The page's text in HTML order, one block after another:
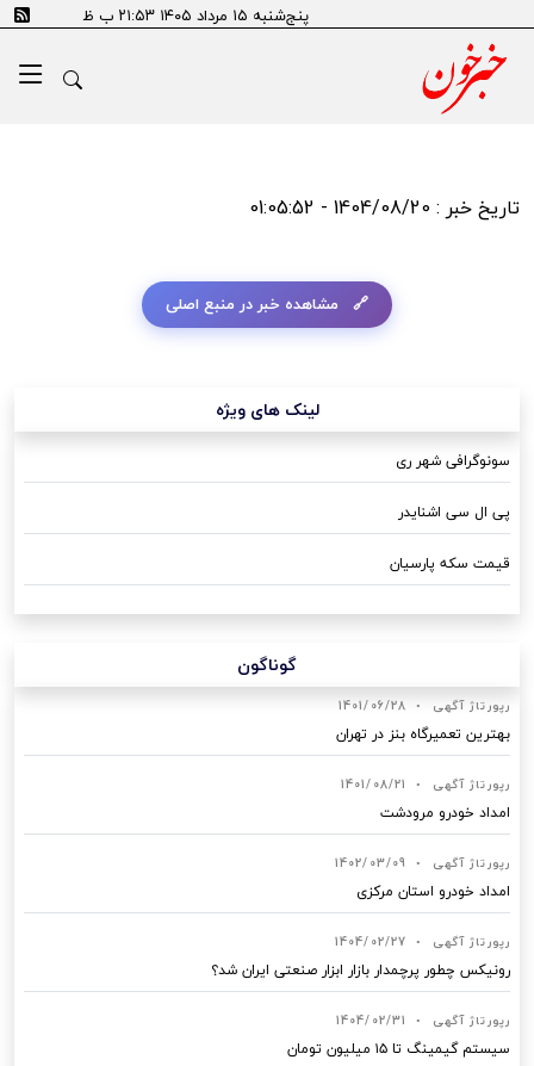
پنج‌شنبه ۱۵ مرداد ۱۴۰۵ ۲۱:۵۳ ب ظ
تاریخ خبر : 1404/08/20 - 01:05:52
مشاهده خبر در منبع اصلی
لینک های ویژه
سونوگرافی شهر ری
پی ال سی اشنایدر
قیمت سکه پارسیان
گوناگون
رپورتاژ آگهی •
1401/06/28
بهترین تعمیرگاه بنز در تهران
رپورتاژ آگهی •
1401/08/21
امداد خودرو مرودشت
رپورتاژ آگهی •
1402/03/09
امداد خودرو استان مرکزی
رپورتاژ آگهی •
1404/02/27
رونیکس چطور پرچمدار بازار ابزار صنعتی ایران شد؟
رپورتاژ آگهی •
1404/02/31
سیستم گیمینگ تا ۱۵ میلیون تومان